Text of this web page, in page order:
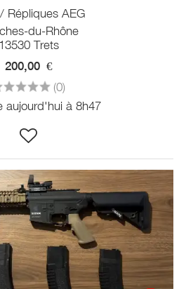
Répliques AEG
du-Rhône
13530 Trets
200,00 €
(0)
aujourd'hui à 8h47